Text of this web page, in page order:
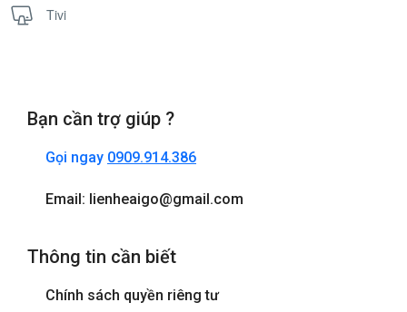
Tivi
Bạn cần trợ giúp ?
Gọi ngay 0909.914.386
Email: lienheaigo@gmail.com
Thông tin cần biết
Chính sách quyền riêng tư